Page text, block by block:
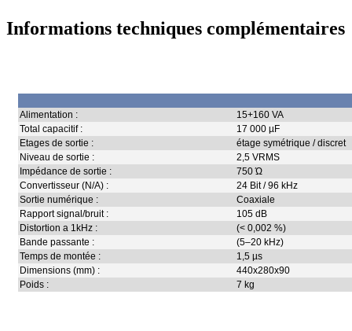
Informations techniques complémentaires
Alimentation :
15+160 VA
Total capacitif :
17 000 µF
Etages de sortie :
étage symétrique / discret
Niveau de sortie :
2,5 VRMS
Impédance de sortie :
750 Ώ
Convertisseur (N/A) :
24 Bit / 96 kHz
Sortie numérique :
Coaxiale
Rapport signal/bruit :
105 dB
Distortion a 1kHz :
(< 0,002 %)
Bande passante :
(5–20 kHz)
Temps de montée :
1,5 µs
Dimensions (mm) :
440x280x90
Poids :
7 kg